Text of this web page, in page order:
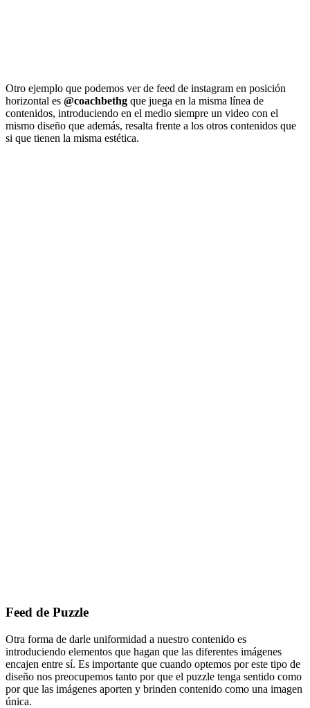
Otro ejemplo que podemos ver de feed de instagram en posición
horizontal es @coachbethg que juega en la misma línea de
contenidos, introduciendo en el medio siempre un video con el
mismo diseño que además, resalta frente a los otros contenidos que
si que tienen la misma estética.
Feed de Puzzle
Otra forma de darle uniformidad a nuestro contenido es
introduciendo elementos que hagan que las diferentes imágenes
encajen entre sí. Es importante que cuando optemos por este tipo de
diseño nos preocupemos tanto por que el puzzle tenga sentido como
por que las imágenes aporten y brinden contenido como una imagen
única.